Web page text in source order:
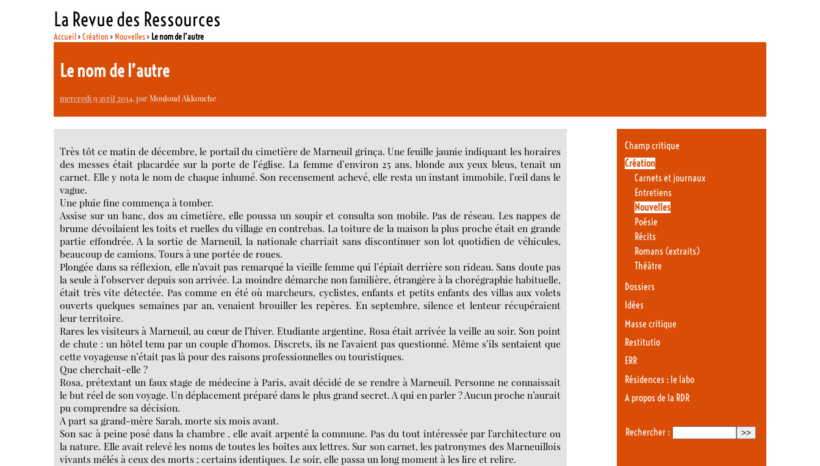
La Revue des Ressources
Accueil>Création > Nouvelles> Le nom de l’autre
Le nom de l’autre
mercredi 9 avril 2014, parMouloud Akkouche
Très tôt ce matin de décembre, le portail du cimetière de Marneuil grinça. Une feuille jaunie indiquant les horaires
des messes était placardée sur la porte de l’église. La femme d’environ 25 ans, blonde aux yeux bleus, tenait un
carnet. Elle y nota le nom de chaque inhumé. Son recensement achevé, elle resta un instant immobile, l’œil dans le
vague.
Une pluie fine commença à tomber.
Assise sur un banc, dos au cimetière, elle poussa un soupir et consulta son mobile. Pas de réseau. Les nappes de
brume dévoilaient les toits et ruelles du village en contrebas. La toiture de la maison la plus proche était en grande
partie effondrée. A la sortie de Marneuil, la nationale charriait sans discontinuer son lot quotidien de véhicules,
beaucoup de camions. Tours à une portée de roues.
Plongée dans sa réflexion, elle n’avait pas remarqué la vieille femme qui l’épiait derrière son rideau. Sans doute pas
la seule à l’observer depuis son arrivée. La moindre démarche non familière, étrangère à la chorégraphie habituelle,
était très vite détectée. Pas comme en été où marcheurs, cyclistes, enfants et petits enfants des villas aux volets
ouverts quelques semaines par an, venaient brouiller les repères. En septembre, silence et lenteur récupéraient
leur territoire.
Rares les visiteurs à Marneuil, au cœur de l’hiver. Etudiante argentine, Rosa était arrivée la veille au soir. Son point
de chute : un hôtel tenu par un couple d’homos. Discrets, ils ne l’avaient pas questionné. Même s’ils sentaient que
cette voyageuse n’était pas là pour des raisons professionnelles ou touristiques.
Que cherchait-elle ?
Rosa, prétextant un faux stage de médecine à Paris, avait décidé de se rendre à Marneuil. Personne ne connaissait
le but réel de son voyage. Un déplacement préparé dans le plus grand secret. A qui en parler ? Aucun proche n’aurait
pu comprendre sa décision.
A part sa grand-mère Sarah, morte six mois avant.
Son sac à peine posé dans la chambre , elle avait arpenté la commune. Pas du tout intéressée par l’architecture ou
la nature. Elle avait relevé les noms de toutes les boîtes aux lettres. Sur son carnet, les patronymes des Marneuillois
vivants mêlés à ceux des morts ; certains identiques. Le soir, elle passa un long moment à les lire et relire.
Champ critique
Création
Carnets et journaux
Entretiens
Nouvelles
Poésie
Récits
Romans (extraits)
Théâtre
Dossiers
Idées
Masse critique
Restitutio
ERR
Résidences : le labo
A propos de la RDR
Rechercher :